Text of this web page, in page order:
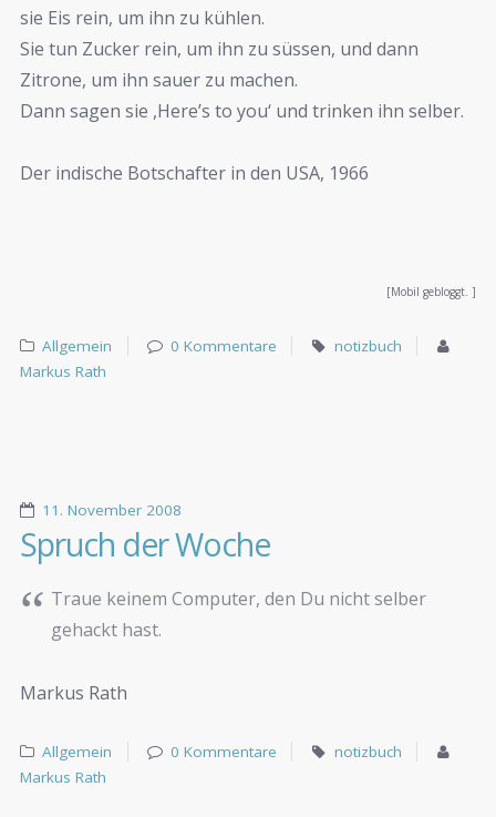
sie Eis rein, um ihn zu kühlen.
Sie tun Zucker rein, um ihn zu süssen, und dann
Zitrone, um ihn sauer zu machen.
Dann sagen sie ,Here’s to you‘ und trinken ihn selber.
Der indische Botschafter in den USA, 1966
[Mobil gebloggt. ]
Allgemein 0 Kommentare
notizbuch
Markus Rath
11. November 2008
Spruch der Woche
Traue keinem Computer, den Du nicht selber
gehackt hast.
Markus Rath
Allgemein 0 Kommentare
notizbuch
Markus Rath